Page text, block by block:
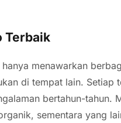
Terbaik
menawarkan
di tempat lain. Setiap
bertahun-tahun.
sementara yang